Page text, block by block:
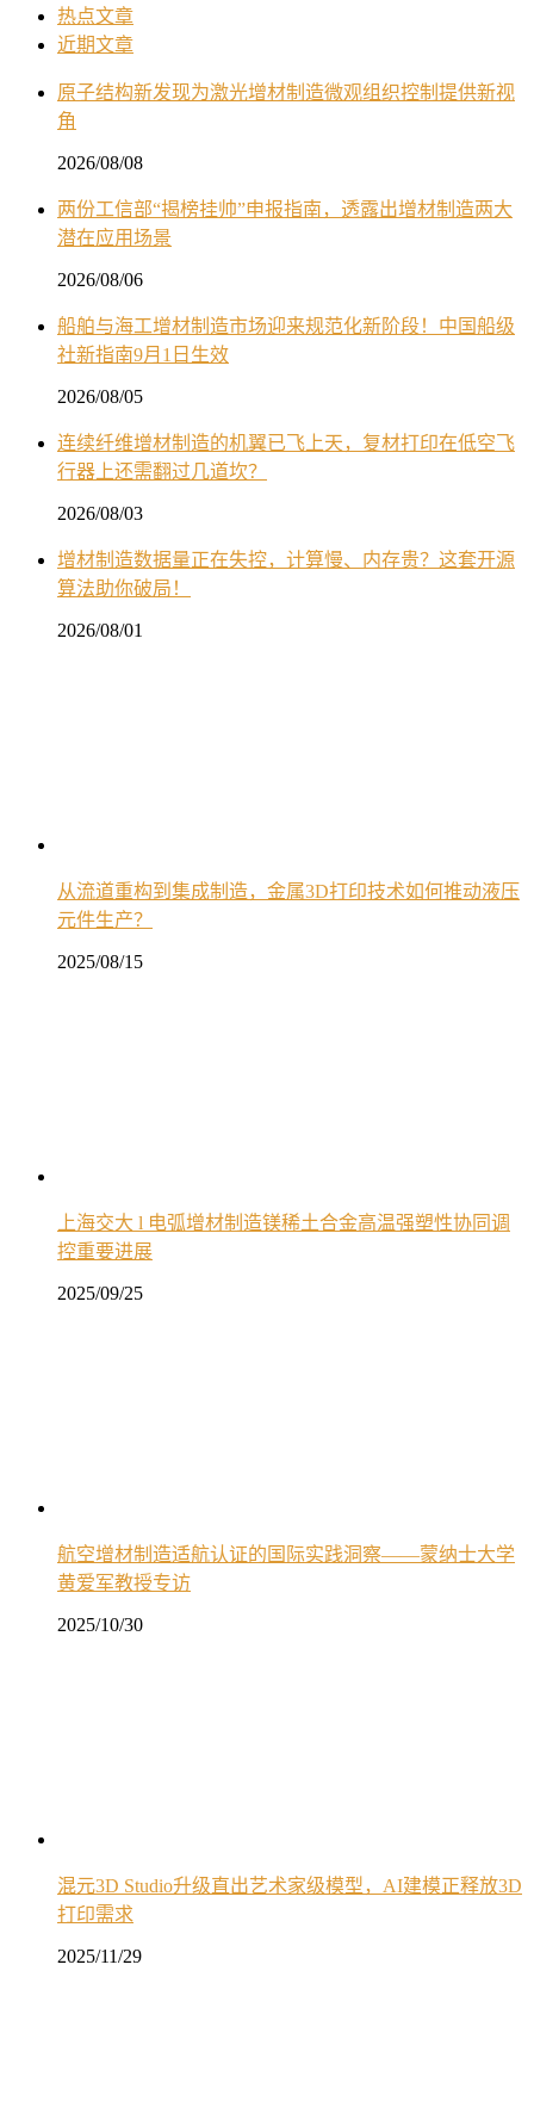
热点文章
近期文章
原子结构新发现为激光增材制造微观组织控制提供新视
角
2026/08/08
两份工信部“揭榜挂帅”申报指南，透露出增材制造两大
潜在应用场景
2026/08/06
船舶与海工增材制造市场迎来规范化新阶段！中国船级
社新指南9月1日生效
2026/08/05
连续纤维增材制造的机翼已飞上天，复材打印在低空飞
行器上还需翻过几道坎？
2026/08/03
增材制造数据量正在失控，计算慢、内存贵？这套开源
算法助你破局！
2026/08/01
从流道重构到集成制造，金属3D打印技术如何推动液压
元件生产？
2025/08/15
上海交大 l 电弧增材制造镁稀土合金高温强塑性协同调
控重要进展
2025/09/25
航空增材制造适航认证的国际实践洞察——蒙纳士大学
黄爱军教授专访
2025/10/30
混元3D Studio升级直出艺术家级模型，AI建模正释放3D
打印需求
2025/11/29